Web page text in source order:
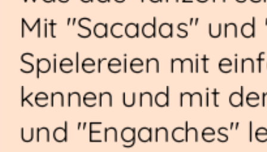
Mit "Sacadas"
Spielereien mit
kennen und mit
und "Enganches"